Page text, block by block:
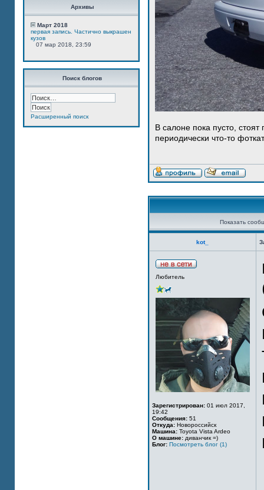
Архивы
Март 2018
первая запись. Частично выкрашен
кузов
07 мар 2018, 23:59
Поиск блогов
Расширенный поиск
В салоне пока пусто,
периодически что-то
Показать
kot_
Любитель
Зарегистрирован: 01 июл 2017,
19:42
Сообщения: 51
Откуда: Новороссийск
Машина: Toyota Vista Ardeo
О машине: диванчик =)
Блог: Посмотреть блог (1)